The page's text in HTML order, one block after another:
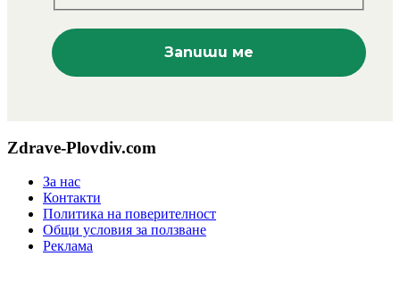
Zdrave-Plovdiv.com
За нас
Контакти
Политика на поверителност
Общи условия за ползване
Реклама